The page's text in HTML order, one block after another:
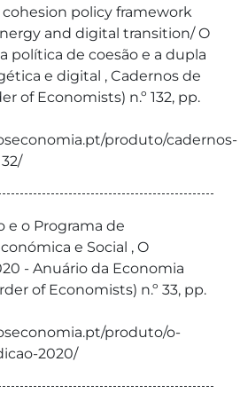
cohesion policy framework
and digital transition/ O
política de coesão e a dupla
e digital , Cadernos de
of Economists) n.º 132, pp.
produto/cadernos-
e o Programa de
e Social , O
- Anuário da Economia
of Economists) n.º 33, pp.
produto/o-
2020/